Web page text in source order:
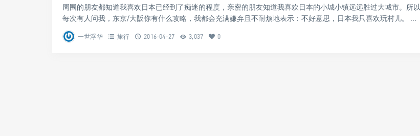
周围的朋友都知道我喜欢日本已经到了痴迷的程度，亲密的朋友知道我喜欢日本的小城小镇远远胜过大城市。所以
每次有人问我，东京/大阪你有什么攻略，我都会充满嫌弃且不耐烦地表示：不好意思，日本我只喜欢玩村儿。 ...
一世浮华 旅行 2016-04-27 3,037 0